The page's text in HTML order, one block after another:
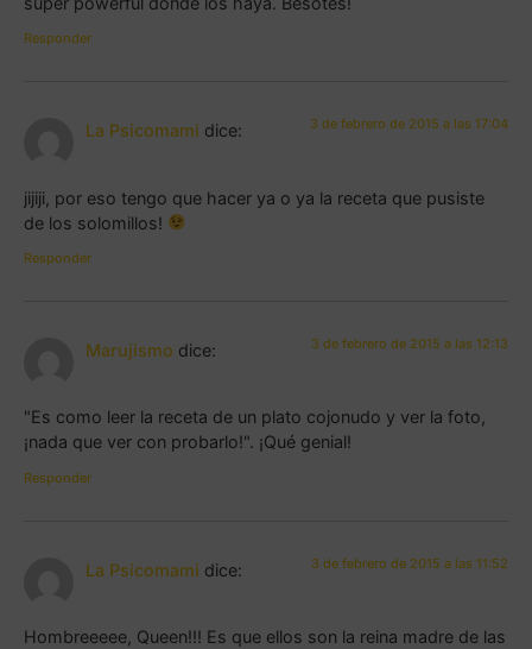
Responder
La Psicomami dice: 3 de febrero de 2015 a las 17:04
jijiji, por eso tengo que hacer ya o ya la receta que pusiste
de los solomillos!
Responder
Marujismo dice: 3 de febrero de 2015 a las 12:13
"Es como leer la receta de un plato cojonudo y ver la foto,
¡nada que ver con probarlo!". ¡Qué genial!
Responder
La Psicomami dice: 3 de febrero de 2015 a las 11:52
Hombreeeee, Queen!!! Es que ellos son la reina madre de las